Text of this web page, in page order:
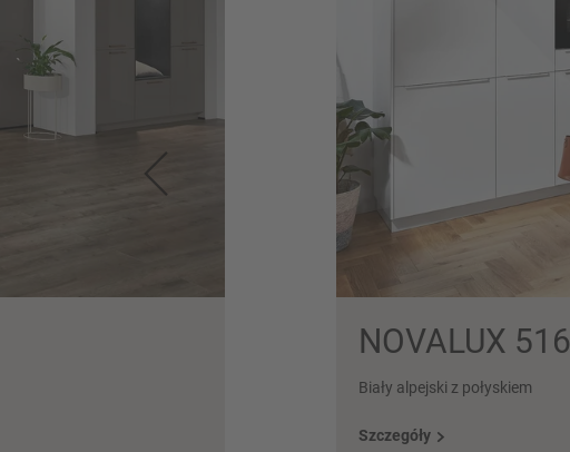
NOVALUX 516
Biały alpejski z połyskiem
Szczegóły